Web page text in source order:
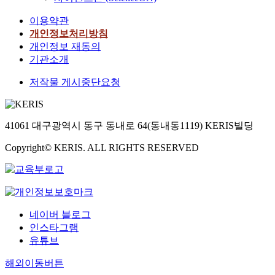
이용약관
개인정보처리방침
개인정보 재동의
기관소개
저작물 게시중단요청
41061 대구광역시 동구 동내로 64(동내동1119) KERIS빌딩
Copyright© KERIS. ALL RIGHTS RESERVED
네이버 블로그
인스타그램
유튜브
해외이동버튼